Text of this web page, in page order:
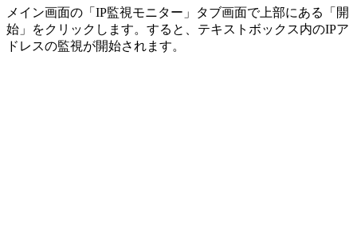
メイン画面の「IP監視モニター」タブ画面で上部にある「開
始」をクリックします。すると、テキストボックス内のIPア
ドレスの監視が開始されます。